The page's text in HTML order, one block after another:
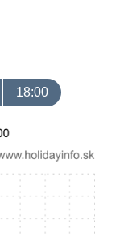
18:00